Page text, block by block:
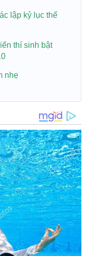
lập kỷ lục thế
thí sinh bật
nhẹ